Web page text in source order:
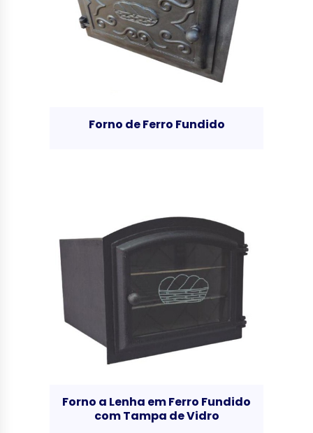
Forno de Ferro Fundido
Forno a Lenha em Ferro Fundido
com Tampa de Vidro